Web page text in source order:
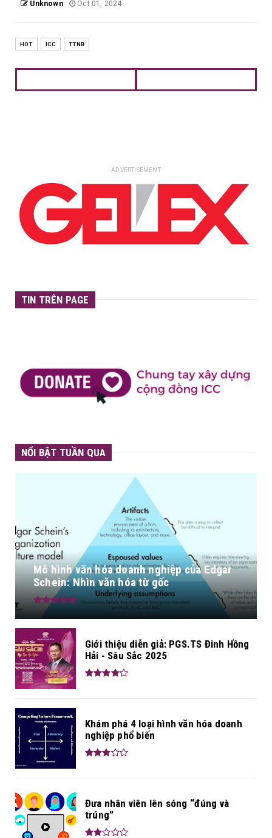
Unknown Oct 01, 2024
HOT ICC TTNB
- ADVERTISEMENT -
TIN TRÊN PAGE
NỔI BẬT TUẦN QUA
Mô hình văn hóa doanh nghiệp của Edgar
Schein: Nhìn văn hóa từ gốc
Giới thiệu diễn giả: PGS.TS Đinh Hồng
Hải - Sâu Sắc 2025
Khám phá 4 loại hình văn hóa doanh
nghiệp phổ biến
Đưa nhân viên lên sóng “đúng và
trúng”